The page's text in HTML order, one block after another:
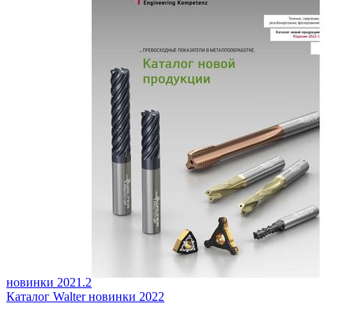
новинки 2021.2
Каталог Walter новинки 2022